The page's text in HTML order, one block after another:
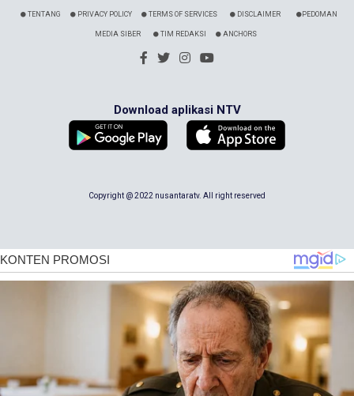
TENTANG PRIVACY POLICY TERMS OF SERVICES DISCLAIMER PEDOMAN
MEDIA SIBER TIM REDAKSI ANCHORS
Download aplikasi NTV
Copyright @ 2022 nusantaratv. All right reserved